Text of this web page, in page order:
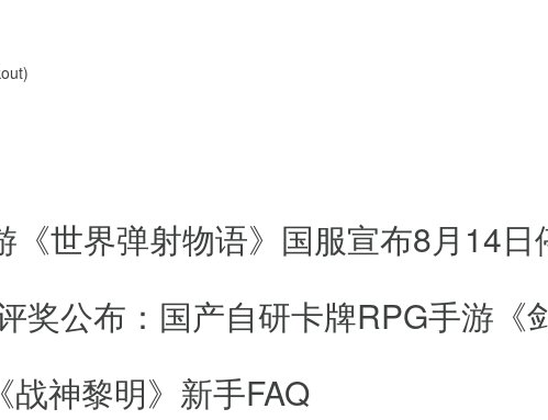
必须做了，单人可以按规定时间刷
须弥牌子，50以后再多一个50区域的
云台任务以及帮派修炼和周二，周四
验都不错。
《世界弹射物语》国服宣布8月14日
奖公布：国产自研卡牌RPG手游
战神黎明》新手FAQ